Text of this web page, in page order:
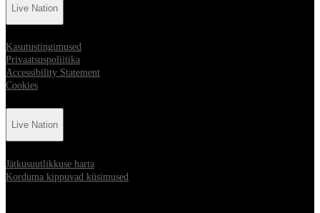
Live Nation
Kasutustingimused
Privaatsuspoliitika
Accessibility Statement
Cookies
Live Nation
Jätkusuutlikkuse harta
Korduma kippuvad küsimused